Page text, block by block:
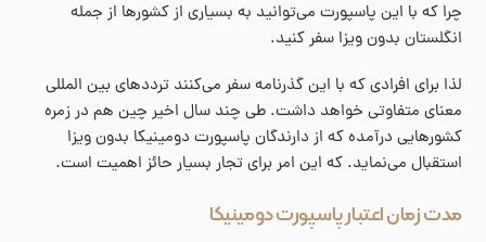
چرا که با این پاسپورت می‌توانید به بسیاری از کشورها از جمله
انگلستان بدون ویزا سفر کنید.
لذا برای افرادی که با این گذرنامه سفر می‌کنند ترددهای بین المللی
معنای متفاوتی خواهد داشت. طی چند سال اخیر چین هم در زمره
کشورهایی درآمده که از دارندگان پاسپورت دومینیکا بدون ویزا
استقبال می‌نماید. که این امر برای تجار بسیار حائز اهمیت است.
مدت زمان اعتبار پاسپورت دومینیکا